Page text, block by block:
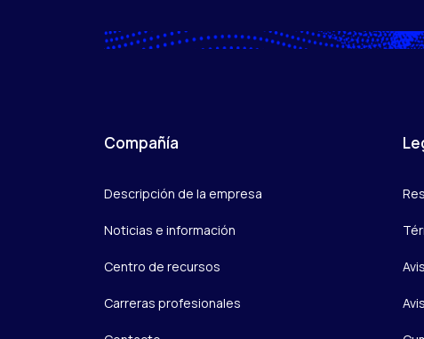
Compañía
Descripción de la empresa
Noticias e información
Centro de recursos
Carreras profesionales